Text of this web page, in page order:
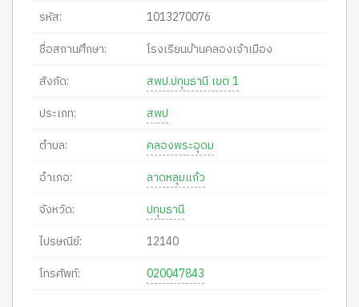
รหัส:
1013270076
ชื่อสถานศึกษา:
โรงเรียนบ้านคลองเจ้าเมือง
สังกัด:
สพป.ปทุมธานี เขต 1
ประเภท:
สพป
ตำบล:
คลองพระอุดม
อำเภอ:
ลาดหลุมแก้ว
จังหวัด:
ปทุมธานี
ไปรษณีย์:
12140
โทรศัพท์:
020047843